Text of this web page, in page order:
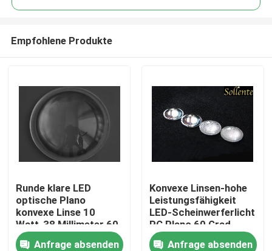
Empfohlene Produkte
Runde klare LED
optische Plano
konvexe Linse 10
Watt-38 Millimeter 60
Grad
Anfrage absenden
Konvexe Linsen-hohe
Leistungsfähigkeit
LED-Scheinwerferlicht
PC Plano 60 Grad
Anfrage absenden